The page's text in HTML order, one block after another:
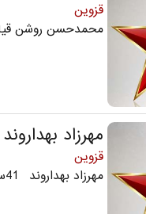
قزوین
محمدحسن روشن
مهرزاد بهداروند
قزوین
مهرزاد بهداروند 41ساله قزوین